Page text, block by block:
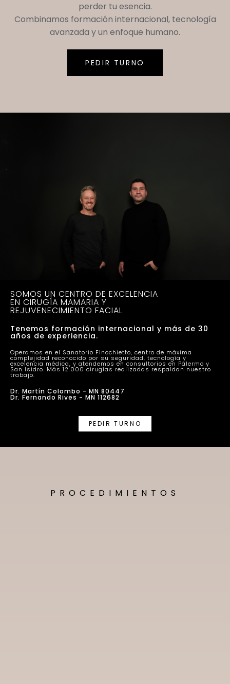
perder tu esencia.
Combinamos formación internacional, tecnología
avanzada y un enfoque humano.
PEDIR TURNO
SOMOS UN CENTRO DE EXCELENCIA
EN CIRUGÍA MAMARIA Y
REJUVENECIMIENTO FACIAL
Tenemos formación internacional y más de 30
años de experiencia.
Operamos en el Sanatorio Finochietto, centro de máxima
complejidad reconocido por su seguridad, tecnología y
excelencia médica, y atendemos en consultorios en Palermo y
San Isidro. Más 12.000 cirugías realizadas respaldan nuestro
trabajo.
Dr. Martín Colombo - MN 80447
Dr. Fernando Rives - MN 112682
PEDIR TURNO
PROCEDIMIENTOS